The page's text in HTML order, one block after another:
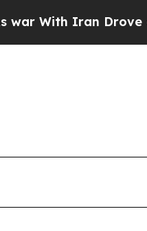
Iran Drove oil